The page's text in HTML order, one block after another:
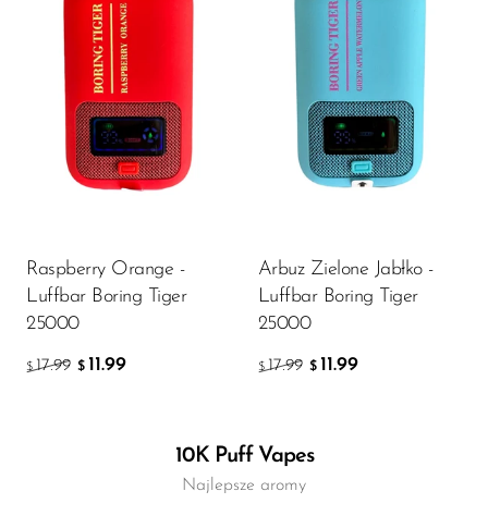
Raspberry Orange -
Luffbar Boring Tiger
25000
$ 17.99 $ 11.99
Arbuz Zielone Jabłko -
Luffbar Boring Tiger
25000
$ 17.99 $ 11.99
10K Puff Vapes
Najlepsze aromy